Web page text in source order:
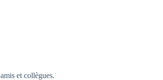
et collègues.